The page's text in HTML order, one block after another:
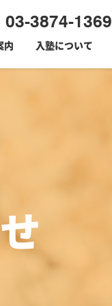
03-3874-1369
内 入塾について